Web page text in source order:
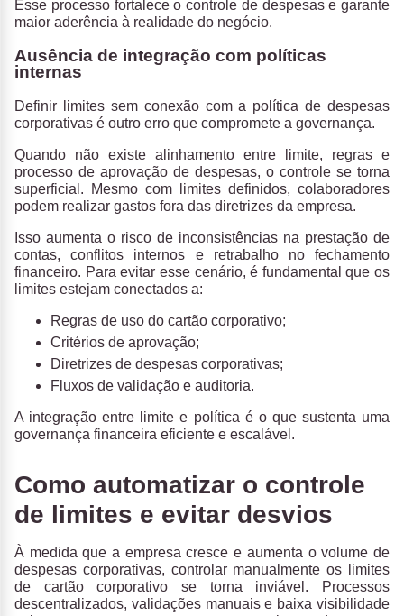
Esse processo fortalece o controle de despesas e garante
maior aderência à realidade do negócio.
Ausência de integração com políticas
internas
Definir limites sem conexão com a política de despesas
corporativas é outro erro que compromete a governança.
Quando não existe alinhamento entre limite, regras e
processo de aprovação de despesas, o controle se torna
superficial. Mesmo com limites definidos, colaboradores
podem realizar gastos fora das diretrizes da empresa.
Isso aumenta o risco de inconsistências na prestação de
contas, conflitos internos e retrabalho no fechamento
financeiro. Para evitar esse cenário, é fundamental que os
limites estejam conectados a:
Regras de uso do cartão corporativo;
Critérios de aprovação;
Diretrizes de despesas corporativas;
Fluxos de validação e auditoria.
A integração entre limite e política é o que sustenta uma
governança financeira eficiente e escalável.
Como automatizar o controle
de limites e evitar desvios
À medida que a empresa cresce e aumenta o volume de
despesas corporativas, controlar manualmente os limites
de cartão corporativo se torna inviável. Processos
descentralizados, validações manuais e baixa visibilidade